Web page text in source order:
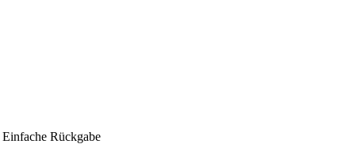
Einfache Rückgabe